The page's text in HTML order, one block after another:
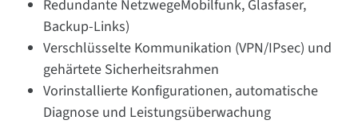
Redundante NetzwegeMobilfunk, Glasfaser,
Backup-Links)
Verschlüsselte Kommunikation (VPN/IPsec) und
gehärtete Sicherheitsrahmen
Vorinstallierte Konfigurationen, automatische
Diagnose und Leistungsüberwachung